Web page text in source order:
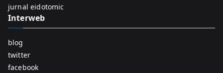
jurnal eidotomic
Interweb
blog
twitter
facebook